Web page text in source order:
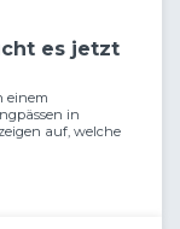
es jetzt
einem
in
auf, welche